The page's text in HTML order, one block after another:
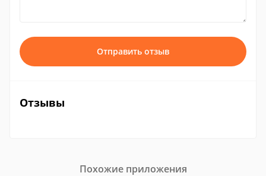
Отправить отзыв
Отзывы
Похожие приложения